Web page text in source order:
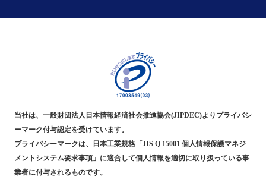
当社は、一般財団法人日本情報経済社会推進協会(JIPDEC)よりプライバシ
ーマーク付与認定を受けています。
プライバシーマークは、日本工業規格「JIS Q 15001 個人情報保護マネジ
メントシステム要求事項」に適合して個人情報を適切に取り扱っている事
業者に付与されるものです。